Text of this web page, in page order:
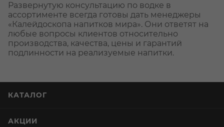
Развернутую консультацию по водке в
ассортименте всегда готовы дать менеджеры
«Калейдоскопа напитков мира». Они ответят на
любые вопросы клиентов относительно
производства, качества, цены и гарантий
подлинности на реализуемые напитки.
КАТАЛОГ
АКЦИИ